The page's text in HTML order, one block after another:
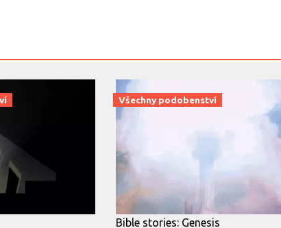
Všechny podobenství
Bible stories: Genesis